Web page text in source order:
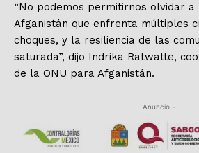
“No podemos permitirnos olvidar a
Afganistán que enfrenta múltiples
choques, y la resiliencia de las
saturada”, dijo Indrika Ratwatte,
de la ONU para Afganistán.
- Anuncio -